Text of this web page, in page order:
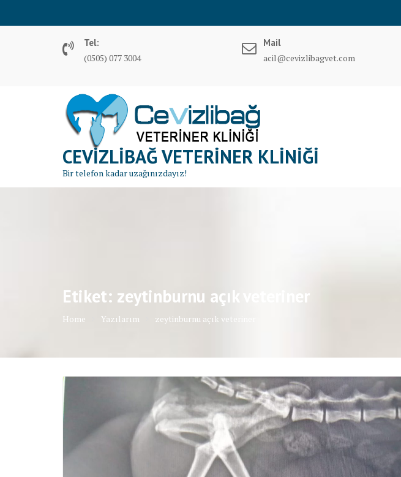
Tel:
(0505) 077 3004
Mail
acil@cevizlibagvet.com
CEVIZLIBAĞ VETERINER KLINIĞI
Bir telefon kadar uzağınızdayız!
Etiket: zeytinburnu açık veteriner
Home Yazılarım zeytinburnu açık veteriner